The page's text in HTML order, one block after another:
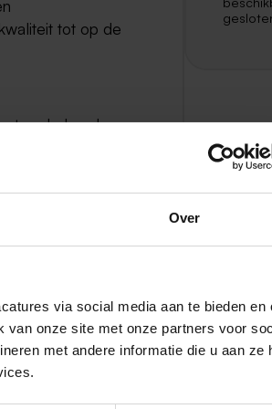
Over
via social media aan te bieden en
van onze site met onze partners voor
met andere informatie die u aan ze
tot op de
onderhoud,
vertrouwen op